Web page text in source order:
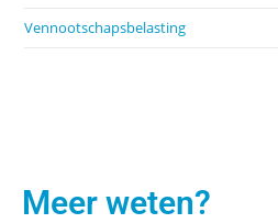
Vennootschapsbelasting
Meer weten?